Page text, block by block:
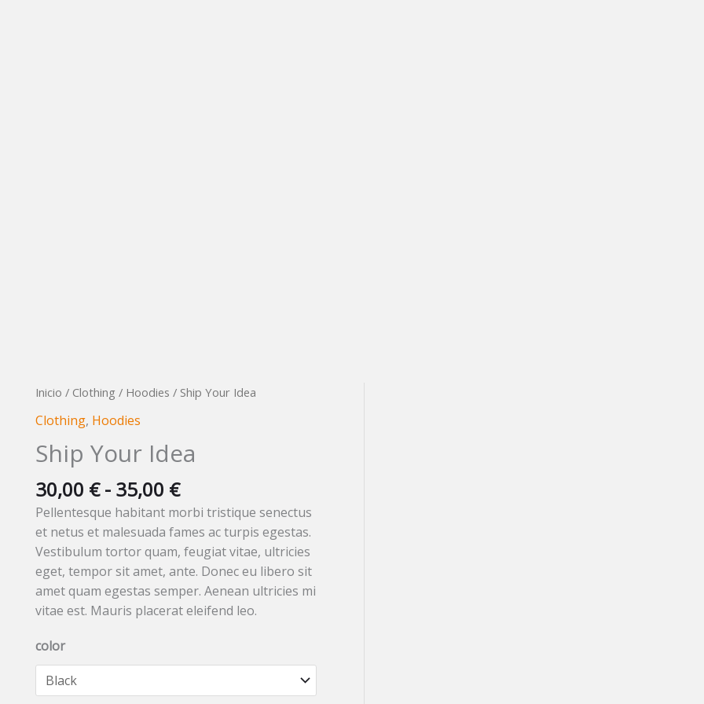
Inicio / Clothing / Hoodies / Ship Your Idea
Clothing, Hoodies
Ship Your Idea
30,00 € - 35,00 €
Rango
desde
30,00 €
hasta
35,00 €
Pellentesque habitant morbi tristique senectus
et netus et malesuada fames ac turpis egestas.
Vestibulum tortor quam, feugiat vitae, ultricies
eget, tempor sit amet, ante. Donec eu libero sit
amet quam egestas semper. Aenean ultricies mi
vitae est. Mauris placerat eleifend leo.
color
Ship
Idea
cantidad